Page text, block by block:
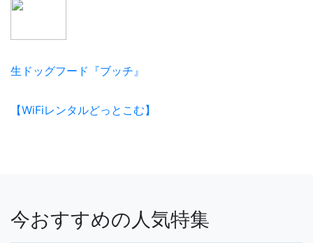
生ドッグフード『ブッチ』
【WiFiレンタルどっとこむ】
今おすすめの人気特集